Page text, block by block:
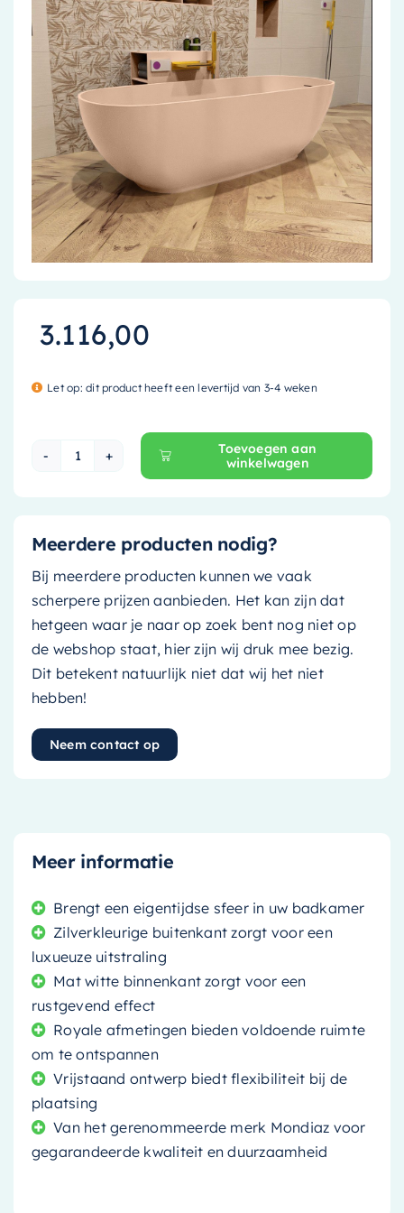
Accessoires
Installatiemateriaal
Klimaatbeheersing
PVC
Tegels
3.116,00
Let op: dit product heeft een levertijd van 3-4 weken
Mondiaz Vrijstaande bad Rock - 170x70cm -
Toevoegen aan
winkelwagen
Meerdere producten nodig?
Bij meerdere producten kunnen we vaak
scherpere prijzen aanbieden. Het kan zijn dat
hetgeen waar je naar op zoek bent nog niet op
de webshop staat, hier zijn wij druk mee bezig.
Dit betekent natuurlijk niet dat wij het niet
hebben!
Neem contact op
Meer informatie
Brengt een eigentijdse sfeer in uw badkamer
Zilverkleurige buitenkant zorgt voor een
luxueuze uitstraling
Mat witte binnenkant zorgt voor een
rustgevend effect
Royale afmetingen bieden voldoende ruimte
om te ontspannen
Vrijstaand ontwerp biedt flexibiliteit bij de
plaatsing
Van het gerenommeerde merk Mondiaz voor
gegarandeerde kwaliteit en duurzaamheid